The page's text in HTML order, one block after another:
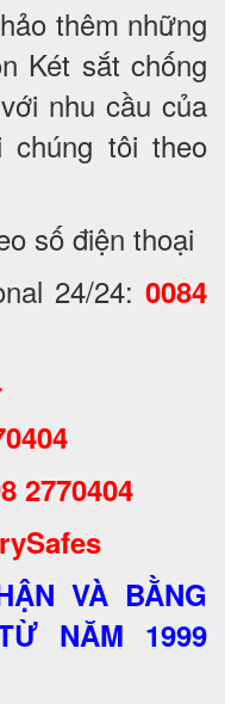
thêm những
Két sắt chống
nhu cầu của
tôi theo
số điện thoại
24/24: 0084
2770404
VÀ BẰNG
NĂM 1999